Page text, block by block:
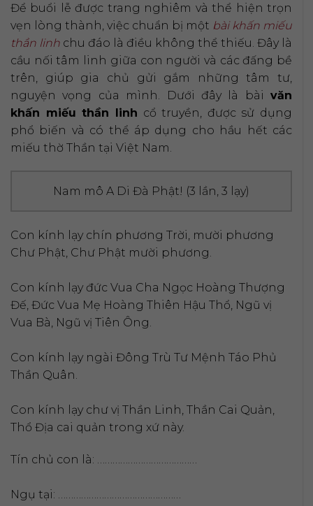
Để buổi lễ được trang nghiêm và thể hiện trọn
vẹn lòng thành, việc chuẩn bị một bài khấn miếu
thần linh chu đáo là điều không thể thiếu. Đây là
cầu nối tâm linh giữa con người và các đấng bề
trên, giúp gia chủ gửi gắm những tâm tư,
nguyện vọng của mình. Dưới đây là bài văn
khấn miếu thần linh cổ truyền, được sử dụng
phổ biến và có thể áp dụng cho hầu hết các
miếu thờ Thần tại Việt Nam.
Nam mô A Di Đà Phật! (3 lần, 3 lạy)
Con kính lạy chín phương Trời, mười phương
Chư Phật, Chư Phật mười phương.
Con kính lạy đức Vua Cha Ngọc Hoàng Thượng
Đế, Đức Vua Mẹ Hoàng Thiên Hậu Thổ, Ngũ vị
Vua Bà, Ngũ vị Tiên Ông.
Con kính lạy ngài Đông Trù Tư Mệnh Táo Phủ
Thần Quân.
Con kính lạy chư vị Thần Linh, Thần Cai Quản,
Thổ Địa cai quản trong xứ này.
Tín chủ con là: …………………………………
Ngụ tại: …………………………………………